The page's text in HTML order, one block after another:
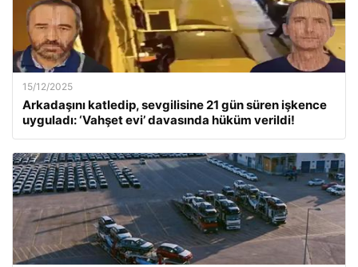
15/12/2025
Arkadaşını katledip, sevgilisine 21 gün süren işkence
uyguladı: ‘Vahşet evi’ davasında hüküm verildi!